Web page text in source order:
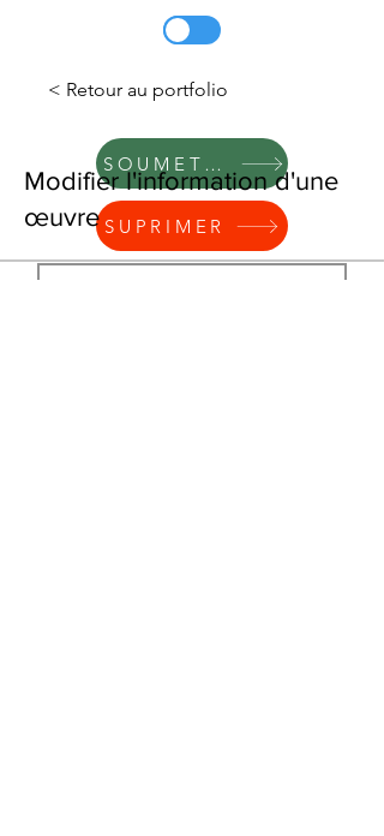
SOUMETTRE
SUPRIMER
< Retour au portfolio
Modifier l'information d'une
œuvre